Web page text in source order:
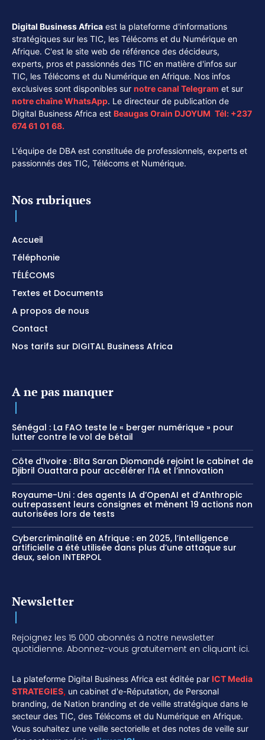
Digital Business Africa est la plateforme d'informations
stratégiques sur les TIC, les Télécoms et du Numérique en
Afrique. C'est le site web de référence des décideurs,
experts, pros et passionnés des TIC en matière d'infos sur
TIC, les Télécoms et du Numérique en Afrique. Nos infos
exclusives sont disponibles sur notre canal Telegram et sur
notre chaîneWhatsApp. Le directeur de publication de
Digital Business Africa est Beaugas Orain DJOYUM. Tél: +237
674 61 01 68.
L'équipe de DBA est constituée de professionnels, experts et
passionnés des TIC, Télécoms et Numérique.
Nos rubriques
Accueil
Téléphonie
TÉLÉCOMS
Textes et Documents
A propos de nous
Contact
Nos tarifs sur DIGITAL Business Africa
A ne pas manquer
Sénégal : La FAO teste le « berger numérique » pour
lutter contre le vol de bétail
Côte d’Ivoire : Bita Saran Diomandé rejoint le cabinet de
Djibril Ouattara pour accélérer l’IA et l’innovation
Royaume-Uni : des agents IA d’OpenAI et d’Anthropic
outrepassent leurs consignes et mènent 19 actions non
autorisées lors de tests
Cybercriminalité en Afrique : en 2025, l’intelligence
artificielle a été utilisée dans plus d’une attaque sur
deux, selon INTERPOL
Newsletter
Rejoignez les 15 000 abonnés à notre newsletter
quotidienne. Abonnez-vous gratuitement en cliquant ici.
La plateforme Digital Business Africa est éditée par ICT Media
STRATEGIES, un cabinet d'e-Réputation, de Personal
branding, de Nation branding et de veille stratégique dans le
secteur des TIC, des Télécoms et du Numérique en Afrique.
Vous souhaitez une veille sectorielle et des notes de veille sur